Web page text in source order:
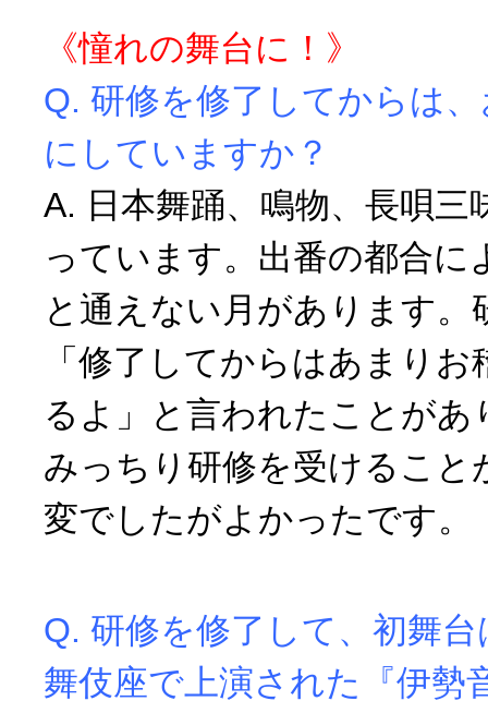
《憧れの舞台に！》
Q. 研修を修了してからは
にしていますか？
A. 日本舞踊、鳴物、長唄三
っています。出番の都合に
と通えない月があります。
「修了してからはあまり
るよ」と言われたことがあ
みっちり研修を受けること
変でしたがよかったです。
Q. 研修を修了して、初舞
舞伎座で上演された『伊勢